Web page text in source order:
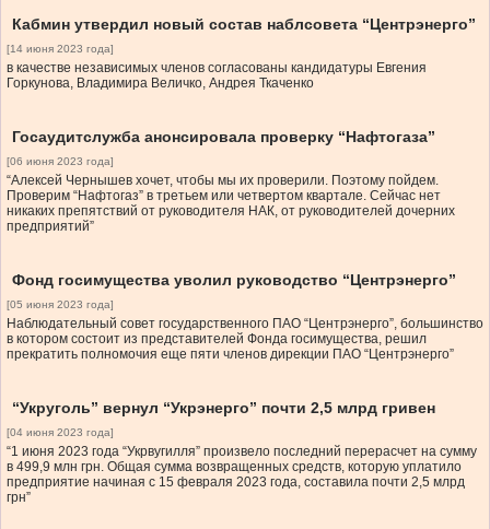
Кабмин утвердил новый состав наблсовета “Центрэнерго”
[14 июня 2023 года]
в качестве независимых членов согласованы кандидатуры Евгения
Горкунова, Владимира Величко, Андрея Ткаченко
Госаудитслужба анонсировала проверку “Нафтогаза”
[06 июня 2023 года]
“Алексей Чернышев хочет, чтобы мы их проверили. Поэтому пойдем.
Проверим “Нафтогаз” в третьем или четвертом квартале. Сейчас нет
никаких препятствий от руководителя НАК, от руководителей дочерних
предприятий”
Фонд госимущества уволил руководство “Центрэнерго”
[05 июня 2023 года]
Наблюдательный совет государственного ПАО “Центрэнерго”, большинство
в котором состоит из представителей Фонда госимущества, решил
прекратить полномочия еще пяти членов дирекции ПАО “Центрэнерго”
“Укруголь” вернул “Укрэнерго” почти 2,5 млрд гривен
[04 июня 2023 года]
“1 июня 2023 года “Укрвугилля” произвело последний перерасчет на сумму
в 499,9 млн грн. Общая сумма возвращенных средств, которую уплатило
предприятие начиная с 15 февраля 2023 года, составила почти 2,5 млрд
грн”